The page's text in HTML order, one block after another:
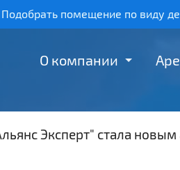
Подобрать помещение по виду
О компании
Эксперт" стала